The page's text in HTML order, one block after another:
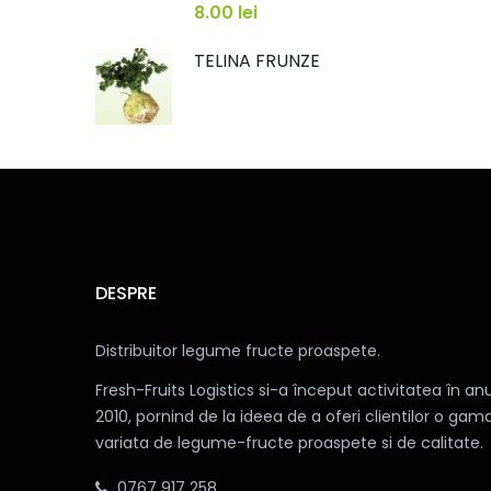
8.00 lei
TELINA FRUNZE
DESPRE
Distribuitor legume fructe proaspete.
Fresh-Fruits Logistics si-a început activitatea în
2010, pornind de la ideea de a oferi clientilor o
variata de legume-fructe proaspete si de calitate.